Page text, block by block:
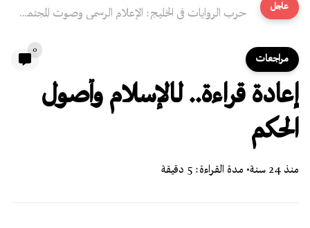
عاجل حرب الروايات في الخليج: الإعلام الرسمي وصوت المجتمع المقموع
مراجعات
0
إعادة قراءة.. لـالإسلام وأصول
الحكم
منذ 24 سنة • مدة القراءة: 5 دقيقة